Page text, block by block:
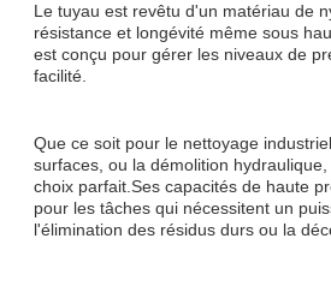
Le tuyau est revêtu d'un matériau de
résistance et longévité même sous
est conçu pour gérer les niveaux de
facilité.
Que ce soit pour le nettoyage
surfaces, ou la démolition
choix parfait.Ses capacités de haute
pour les tâches qui nécessitent un
l'élimination des résidus durs ou la